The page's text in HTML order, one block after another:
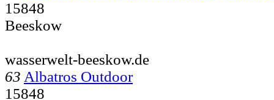
15848
Beeskow
wasserwelt-beeskow.de
63 Albatros Outdoor
15848